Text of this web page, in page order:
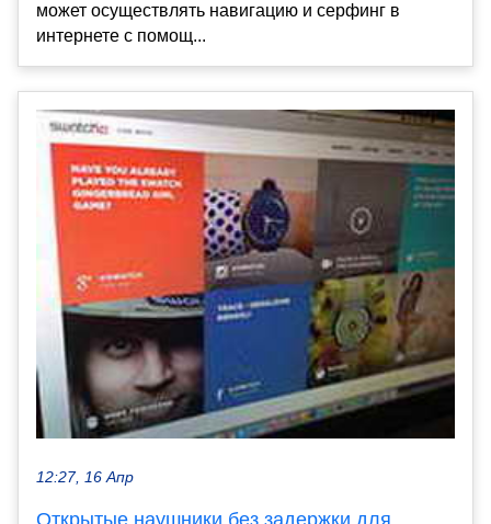
может осуществлять навигацию и серфинг в
интернете с помощ...
12:27, 16 Апр
Открытые наушники без задержки для